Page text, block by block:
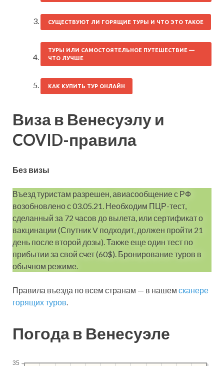
СУЩЕСТВУЮТ ЛИ ГОРЯЩИЕ ТУРЫ И ЧТО ЭТО ТАКОЕ
ТУРЫ ИЛИ САМОСТОЯТЕЛЬНОЕ ПУТЕШЕСТВИЕ —
ЧТО ЛУЧШЕ
КАК КУПИТЬ ТУР ОНЛАЙН
Виза в Венесуэлу и
COVID-правила
Без визы
Въезд туристам разрешен, авиасообщение с РФ
возобновлено с 03.05.21. Необходим ПЦР-тест,
сделанный за 72 часов до вылета, или сертификат о
вакцинации (Спутник V подходит, должен пройти 21
день после второй дозы). Также еще один тест по
прибытии за свой счет (60$). Бронирование туров в
обычном режиме.
Правила въезда по всем странам — в нашем сканере
горящих туров.
Погода в Венесуэле